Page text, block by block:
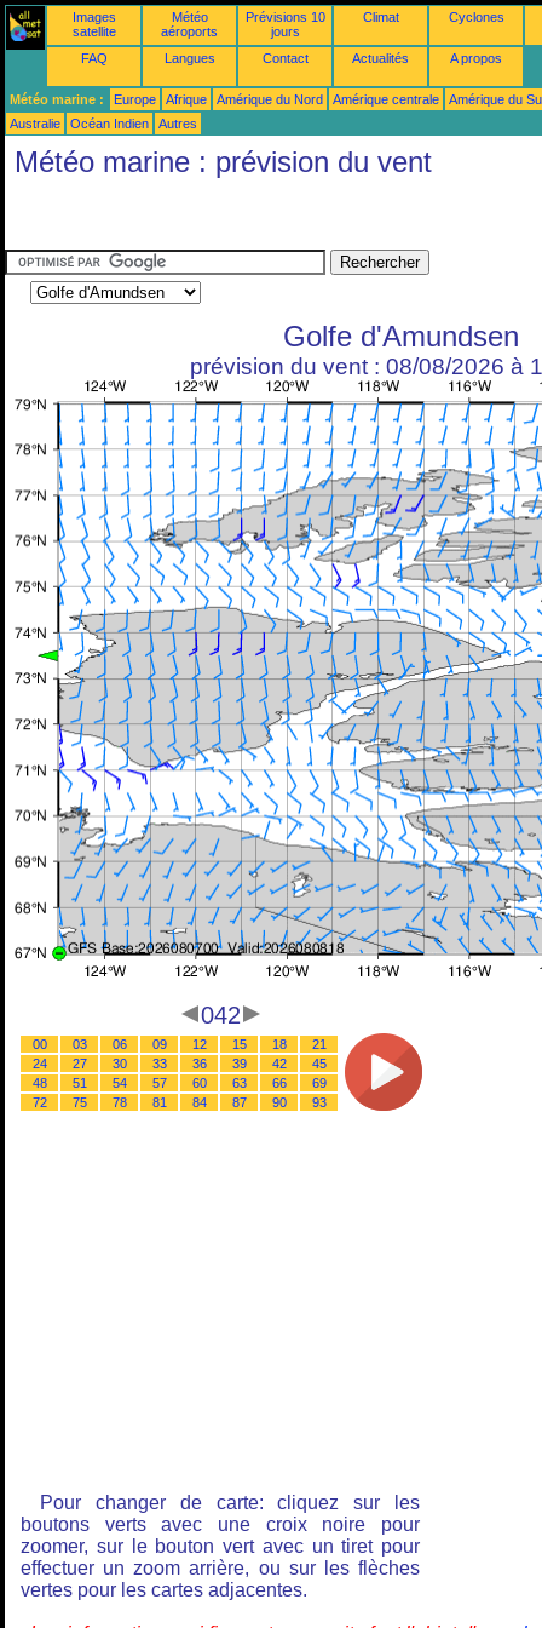
Images
satellite
Météo
aéroports
Prévisions 10
jours
Climat Cyclones
FAQ Langues Contact Actualités A propos
Météo marine : Europe Afrique Amérique du Nord Amérique centrale
Amérique du
Australie
Océan Indien Autres
Météo marine : prévision du vent
Golfe d'Amundsen
prévision du vent : 08/08/2026 à
042
00 03 06 09 12 15 18
21
24
27 30 33 36 39 42
45
48
51 54 57 60 63 66
69
72
75 78 81 84 87 90 93
Pour changer de carte: cliquez sur les
boutons verts avec une croix noire pour
zoomer, sur le bouton vert avec un tiret pour
effectuer un zoom arrière, ou sur les flèches
vertes pour les cartes adjacentes.